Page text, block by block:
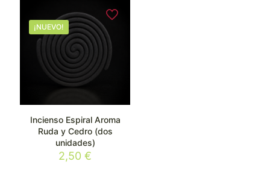
¡NUEVO!
Incienso Espiral Aroma
Ruda y Cedro (dos
unidades)
2,50€